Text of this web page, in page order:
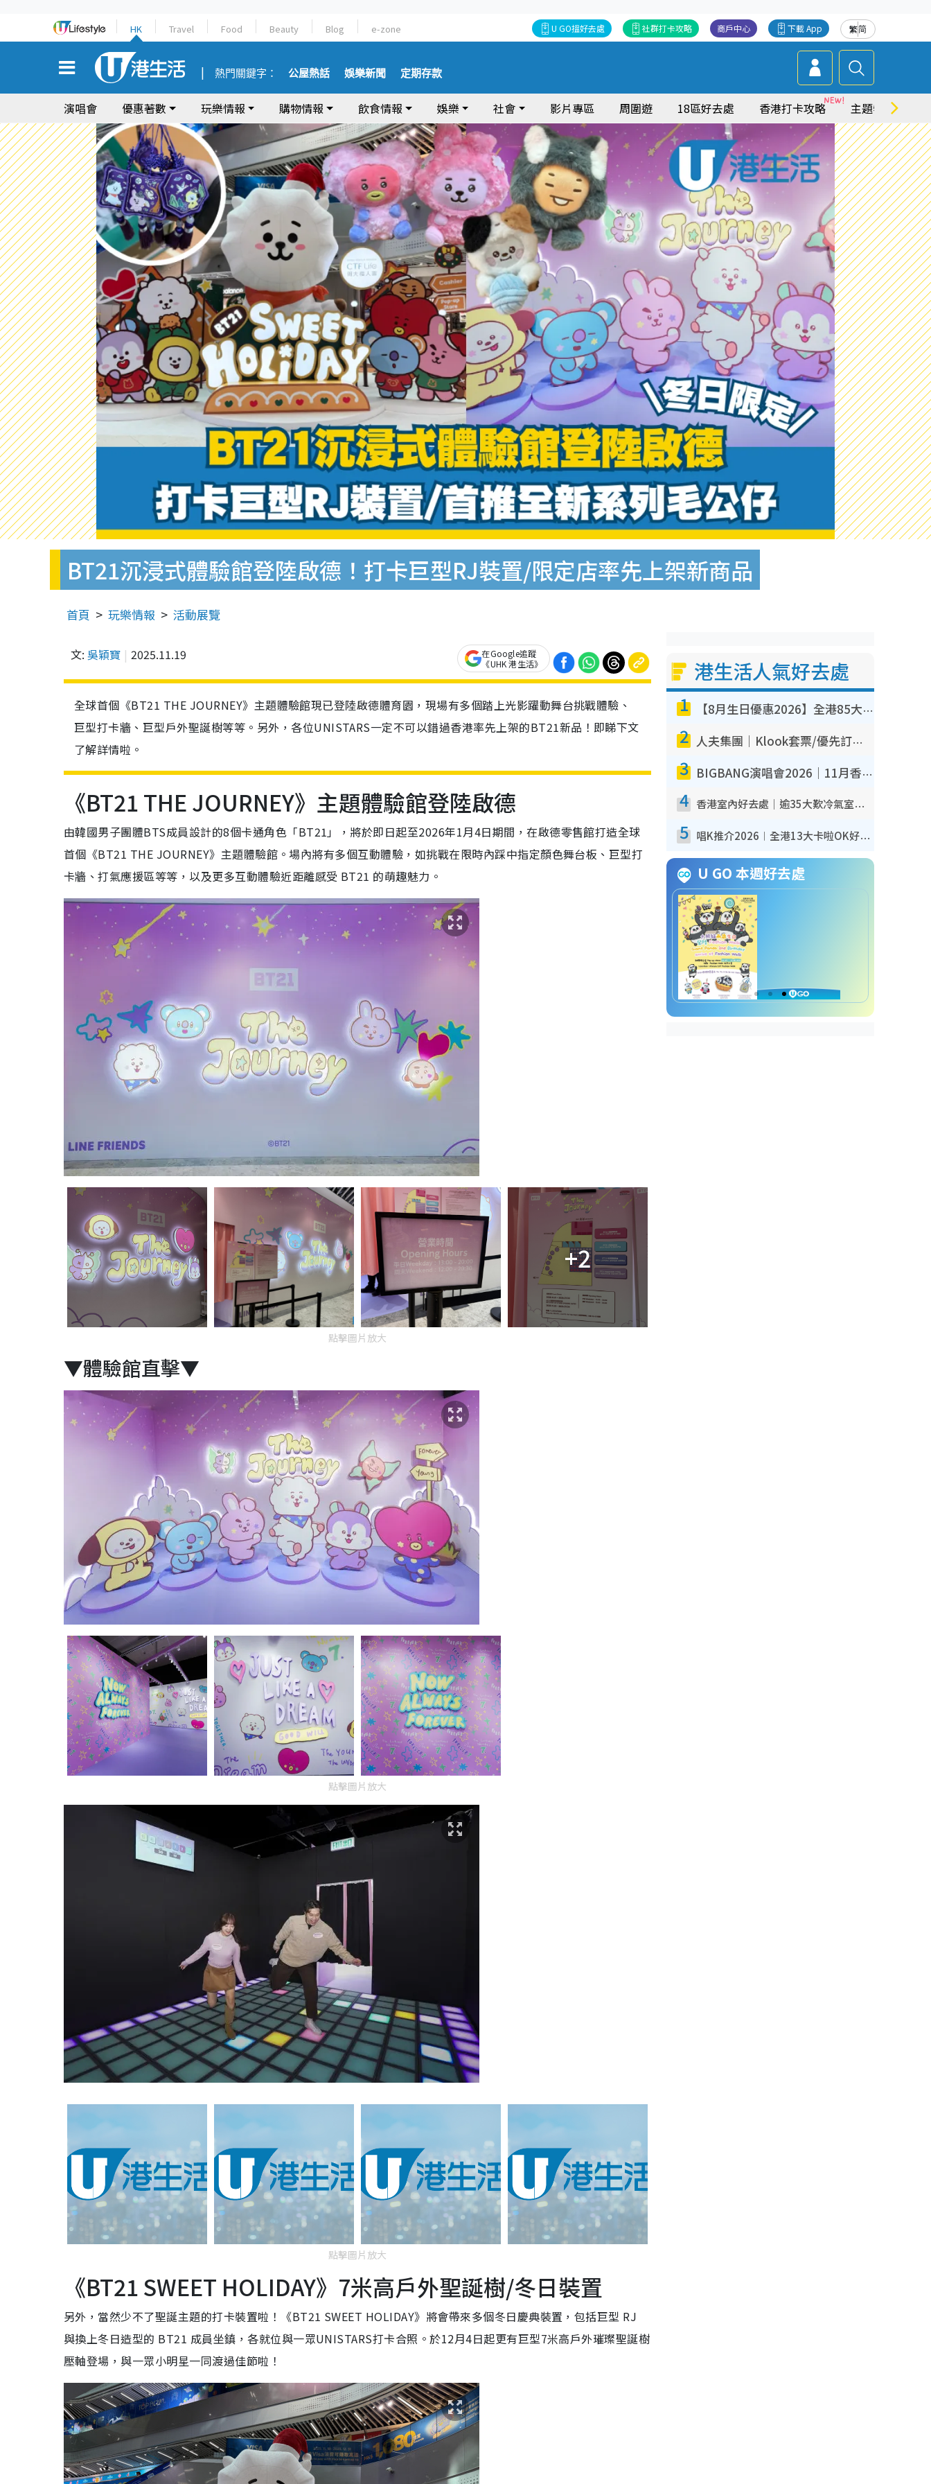
HK Travel Food Beauty Blog e-zone 繁简
下載 App
商戶中心
社群打卡攻略
U GO搵好去處
熱門關鍵字： 公屋熱話 娛樂新聞 定期存款
演唱會 優惠著數 玩樂情報 購物情報 飲食情報 娛樂 社會 影片專區 周圍遊 18區好去處 香港打卡攻略 主題特集
BT21沉浸式體驗館登陸啟德！打卡巨型RJ裝置/限定店率先上架新商品
首頁 玩樂情報 活動展覽
文: 吳穎寶 2025.11.19
在Google追蹤
《UHK 港生活》
全球首個《BT21 THE JOURNEY》主題體驗館現已登陸啟德體育園，現場有多個踏上光影躍動舞台挑戰體驗、
巨型打卡牆、巨型戶外聖誕樹等等。另外，各位UNISTARS一定不可以錯過香港率先上架的BT21新品！即睇下文
了解詳情啦。
《BT21 THE JOURNEY》主題體驗館登陸啟德
由韓國男子團體BTS成員設計的8個卡通角色「BT21」，將於即日起至2026年1月4日期間，在啟德零售館打造全球
首個《BT21 THE JOURNEY》主題體驗館。場內將有多個互動體驗，如挑戰在限時內踩中指定顏色舞台板、巨型打
卡牆、打氣應援區等等，以及更多互動體驗近距離感受 BT21 的萌趣魅力。
+2
點擊圖片放大
▼體驗館直擊▼
點擊圖片放大
點擊圖片放大
《BT21 SWEET HOLIDAY》7米高戶外聖誕樹/冬日裝置
另外，當然少不了聖誕主題的打卡裝置啦！《BT21 SWEET HOLIDAY》將會帶來多個冬日慶典裝置，包括巨型 RJ
與換上冬日造型的 BT21 成員坐鎮，各就位與一眾UNISTARS打卡合照。於12月4日起更有巨型7米高戶外璀璨聖誕樹
壓軸登場，與一眾小明星一同渡過佳節啦！
港生活人氣好去處
1 【8月生日優惠2026】全港85大食買玩著數攻略 自助餐/火鍋放題同行免費＋誠品/DONKI送現金券
2 人夫集團｜Klook套票/優先訂票/公開發售搶飛攻略！附票價.購票連結.場地座位表
3 BIGBANG演唱會2026｜11月香港啟德開3場！實名制VIP申請、優先購票攻略
4 香港室內好去處｜逾35大歎冷氣室內好去處推介 室內活動免費避雨無懼落雨
5 唱K推介2026︱全港13大卡啦OK好去處！最平$36起 日文K都有！(附地址+收費詳情)
U GO 本週好去處